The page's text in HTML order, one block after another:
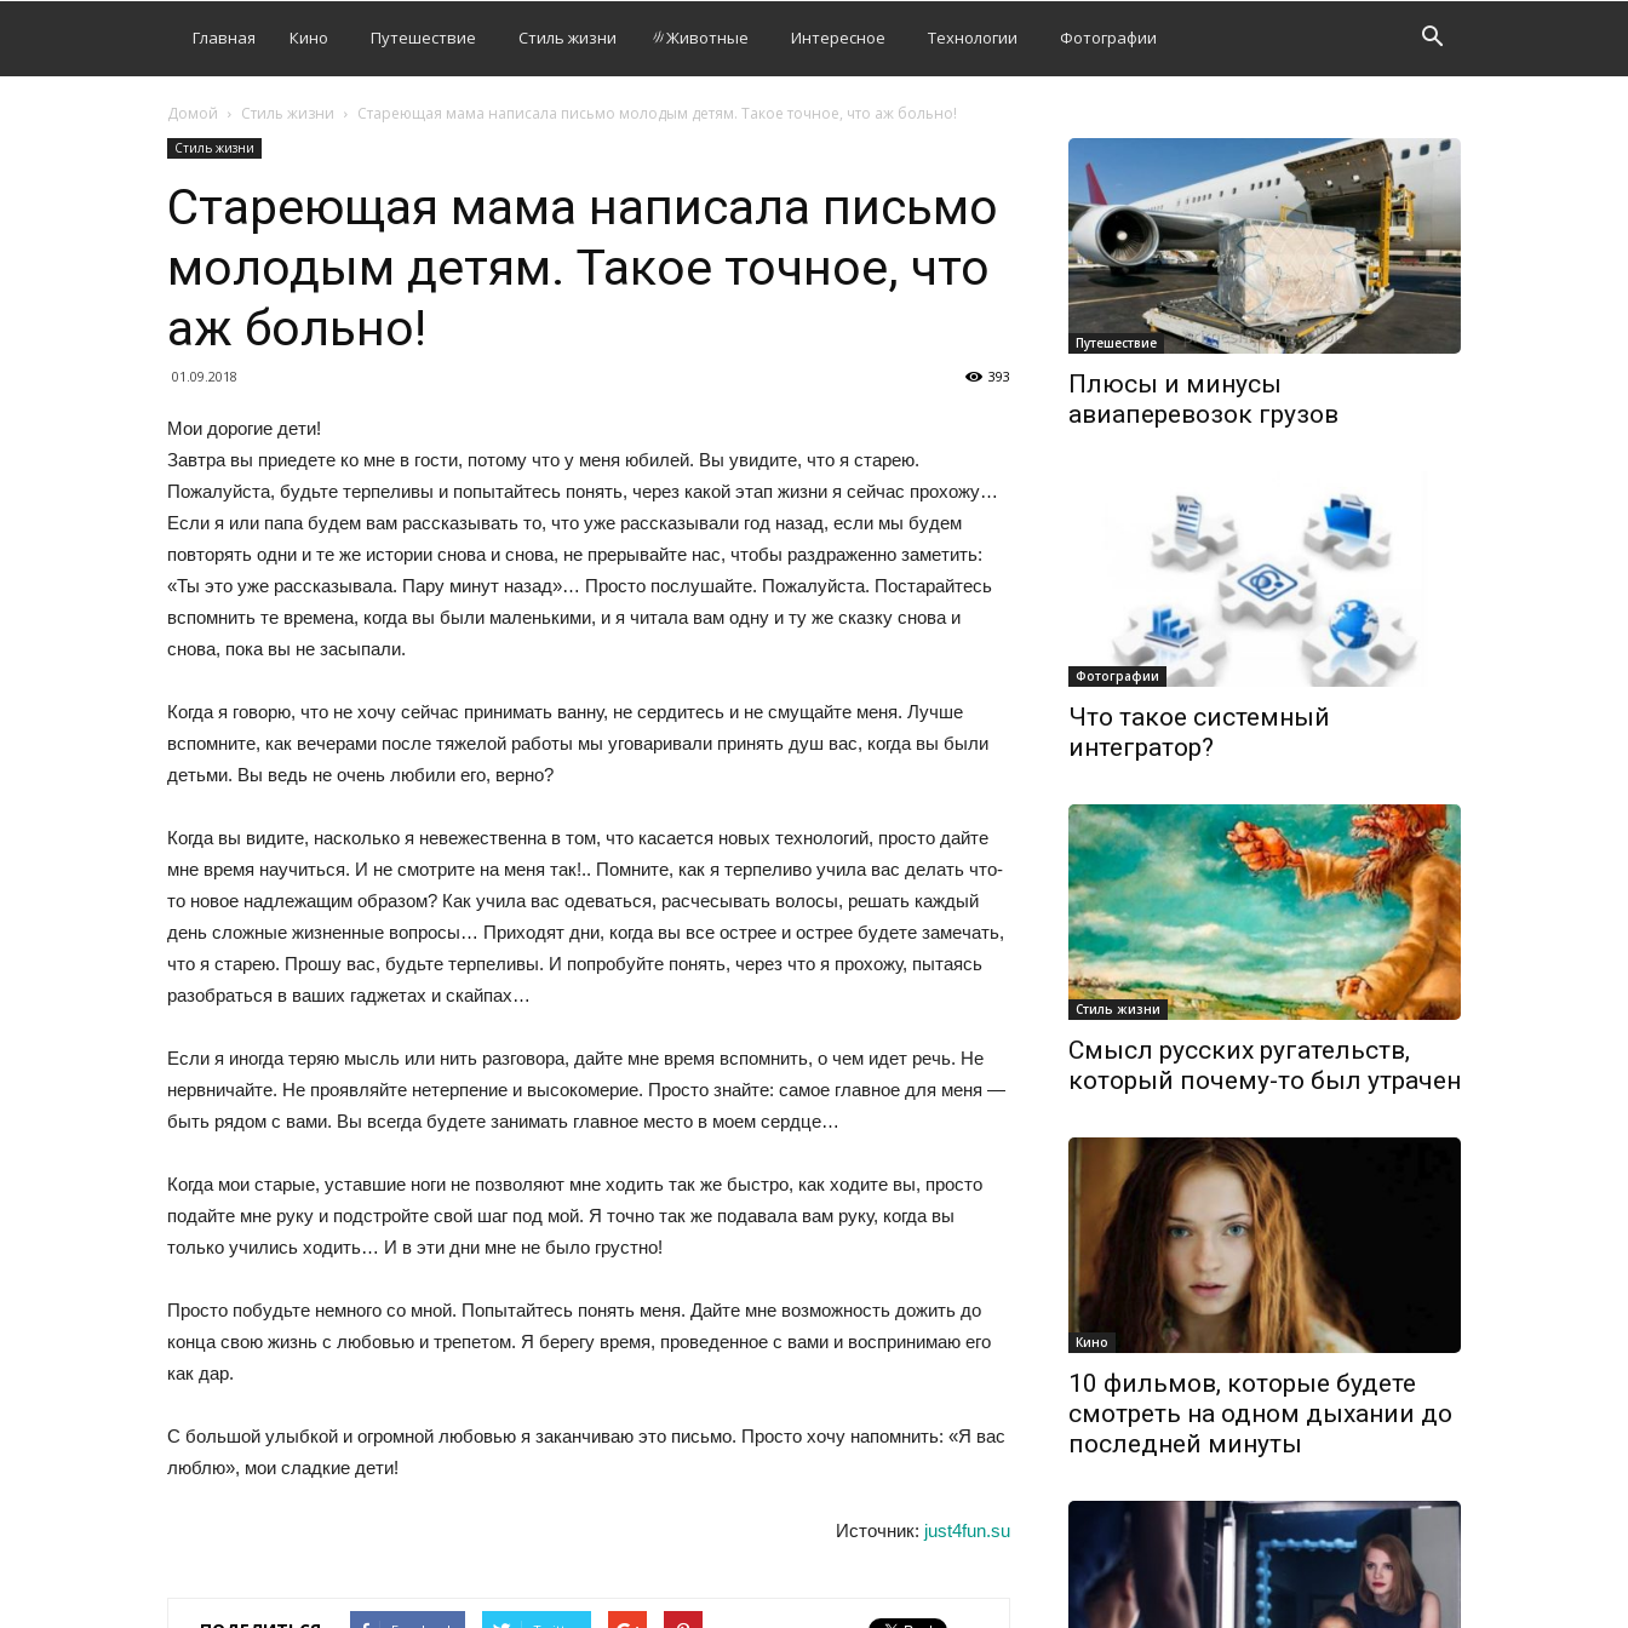
Главная Кино Путешествие Стиль жизни Животные Интересное Технологии Фотографии
Домой Стиль жизни Стареющая мама написала письмо молодым детям. Такое точное, что аж больно!
Стиль жизни
Стареющая мама написала письмо
молодым детям. Такое точное, что
аж больно!
01.09.2018 393
Мои дорогие дети!
Завтра вы приедете ко мне в гости, потому что у меня юбилей. Вы увидите, что я старею.
Пожалуйста, будьте терпеливы и попытайтесь понять, через какой этап жизни я сейчас прохожу…
Если я или папа будем вам рассказывать то, что уже рассказывали год назад, если мы будем
повторять одни и те же истории снова и снова, не прерывайте нас, чтобы раздраженно заметить:
«Ты это уже рассказывала. Пару минут назад»… Просто послушайте. Пожалуйста. Постарайтесь
вспомнить те времена, когда вы были маленькими, и я читала вам одну и ту же сказку снова и
снова, пока вы не засыпали.
Когда я говорю, что не хочу сейчас принимать ванну, не сердитесь и не смущайте меня. Лучше
вспомните, как вечерами после тяжелой работы мы уговаривали принять душ вас, когда вы были
детьми. Вы ведь не очень любили его, верно?
Когда вы видите, насколько я невежественна в том, что касается новых технологий, просто дайте
мне время научиться. И не смотрите на меня так!.. Помните, как я терпеливо учила вас делать что-
то новое надлежащим образом? Как учила вас одеваться, расчесывать волосы, решать каждый
день сложные жизненные вопросы… Приходят дни, когда вы все острее и острее будете замечать,
что я старею. Прошу вас, будьте терпеливы. И попробуйте понять, через что я прохожу, пытаясь
разобраться в ваших гаджетах и скайпах…
Если я иногда теряю мысль или нить разговора, дайте мне время вспомнить, о чем идет речь. Не
нервничайте. Не проявляйте нетерпение и высокомерие. Просто знайте: самое главное для меня —
быть рядом с вами. Вы всегда будете занимать главное место в моем сердце…
Когда мои старые, уставшие ноги не позволяют мне ходить так же быстро, как ходите вы, просто
подайте мне руку и подстройте свой шаг под мой. Я точно так же подавала вам руку, когда вы
только учились ходить… И в эти дни мне не было грустно!
Просто побудьте немного со мной. Попытайтесь понять меня. Дайте мне возможность дожить до
конца свою жизнь с любовью и трепетом. Я берегу время, проведенное с вами и воспринимаю его
как дар.
С большой улыбкой и огромной любовью я заканчиваю это письмо. Просто хочу напомнить: «Я вас
люблю», мои сладкие дети!
Источник: just4fun.su
Путешествие
Плюсы и минусы
авиаперевозок грузов
Фотографии
Что такое системный
интегратор?
Стиль жизни
Смысл русских ругательств,
который почему-то был утрачен
Кино
10 фильмов, которые будете
смотреть на одном дыхании до
последней минуты